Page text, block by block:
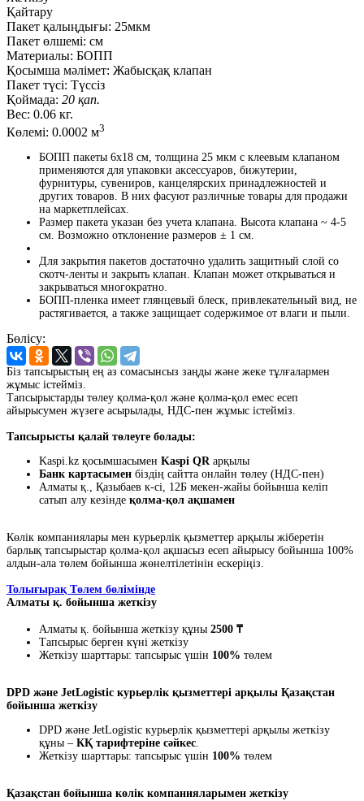
Қайтару
Пакет қалыңдығы: 25мкм
Пакет өлшемі: см
Материалы: БОПП
Қосымша мәлімет: Жабысқақ клапан
Пакет түсі: Түссіз
Қоймада: 20 қап.
Вес: 0.06 кг.
Көлемі: 0.0002 м3
БОПП пакеты 6x18 см, толщина 25 мкм с клеевым клапаном
применяются для упаковки аксессуаров, бижутерии,
фурнитуры, сувениров, канцелярских принадлежностей и
других товаров. В них фасуют различные товары для продажи
на маркетплейсах.
Размер пакета указан без учета клапана. Высота клапана ~ 4-5
см. Возможно отклонение размеров ± 1 см.
Для закрытия пакетов достаточно удалить защитный слой со
скотч-ленты и закрыть клапан. Клапан может открываться и
закрываться многократно.
БОПП-пленка имеет глянцевый блеск, привлекательный вид, не
растягивается, а также защищает содержимое от влаги и пыли.
Бөлісу:
Біз тапсырыстың ең аз сомасынсыз заңды және жеке тұлғалармен
жұмыс істейміз.
Тапсырыстарды төлеу қолма-қол және қолма-қол емес есеп
айырысумен жүзеге асырылады, НДС-пен жұмыс істейміз.
Тапсырысты қалай төлеуге болады:
Kaspi.kz қосымшасымен Kaspi QRарқылы
Банк картасымен біздің сайтта онлайн төлеу (НДС-пен)
Алматы қ., Қазыбаев к-сі, 12Б мекен-жайы бойынша келіп
сатып алу кезінде қолма-қол ақшамен
Көлік компаниялары мен курьерлік қызметтер арқылы жіберетін
барлық тапсырыстар қолма-қол ақшасыз есеп айырысу бойынша 100%
алдын-ала төлем бойынша жөнелтілетінін ескеріңіз.
Толығырақ Төлем бөлімінде
Алматы қ. бойынша жеткізу
Алматы қ. бойынша жеткізу құны 2500 ₸
Тапсырыс берген күні жеткізу
Жеткізу шарттары: тапсырыс үшін 100% төлем
DPD және JetLogistic курьерлік қызметтері арқылы Қазақстан
бойынша жеткізу
DPD және JetLogistic курьерлік қызметтері арқылы жеткізу
құны – КҚ тарифтеріне сәйкес.
Жеткізу шарттары: тапсырыс үшін 100% төлем
Қазақстан бойынша көлік компанияларымен жеткізу